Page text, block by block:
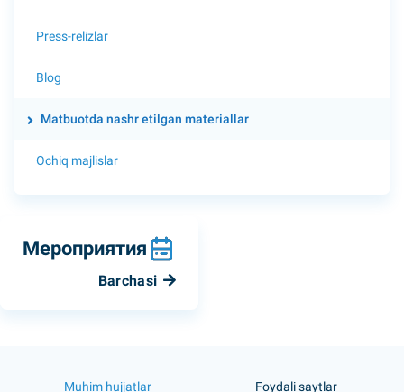
Press-relizlar
Blog
Matbuotda nashr etilgan materiallar
Ochiq majlislar
Мероприятия
Barchasi
Muhim hujjatlar Foydali saytlar